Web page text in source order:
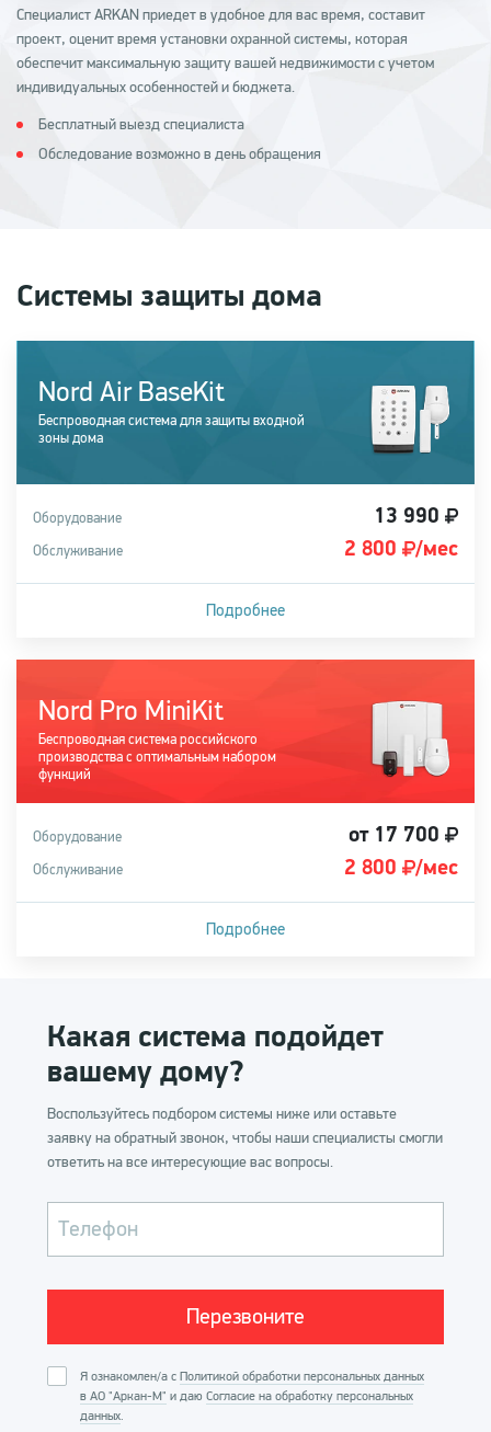
Специалист ARKAN приедет в удобное для вас время, составит
проект, оценит время установки охранной системы, которая
обеспечит максимальную защиту вашей недвижимости с учетом
индивидуальных особенностей и бюджета.
Бесплатный выезд специалиста
Обследование возможно в день обращения
Системы защиты дома
Nord Air BaseKit
Беспроводная система для защиты входной
зоны дома
Оборудование 13 990
Обслуживание 2 800 /мес
Подробнее
Купить систему
Nord Pro MiniKit
Беспроводная система российского
производства с оптимальным набором
функций
Оборудование от 17 700
Обслуживание 2 800 /мес
Подробнее
Купить систему
Какая система подойдет
вашему дому?
Воспользуйтесь подбором системы ниже или оставьте
заявку на обратный звонок, чтобы наши специалисты смогли
ответить на все интересующие вас вопросы.
Телефон
Я ознакомлен/а с Политикой обработки персональных данных
в АО "Аркан-М" и даю Согласие на обработку персональных
данных